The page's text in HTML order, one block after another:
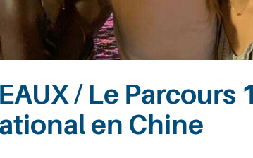
/ Le Parcours
en Chine